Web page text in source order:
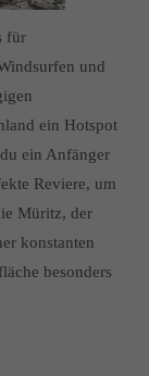
für
und
ein Hotspot
ein Anfänger
Reviere, um
Müritz, der
konstanten
besonders